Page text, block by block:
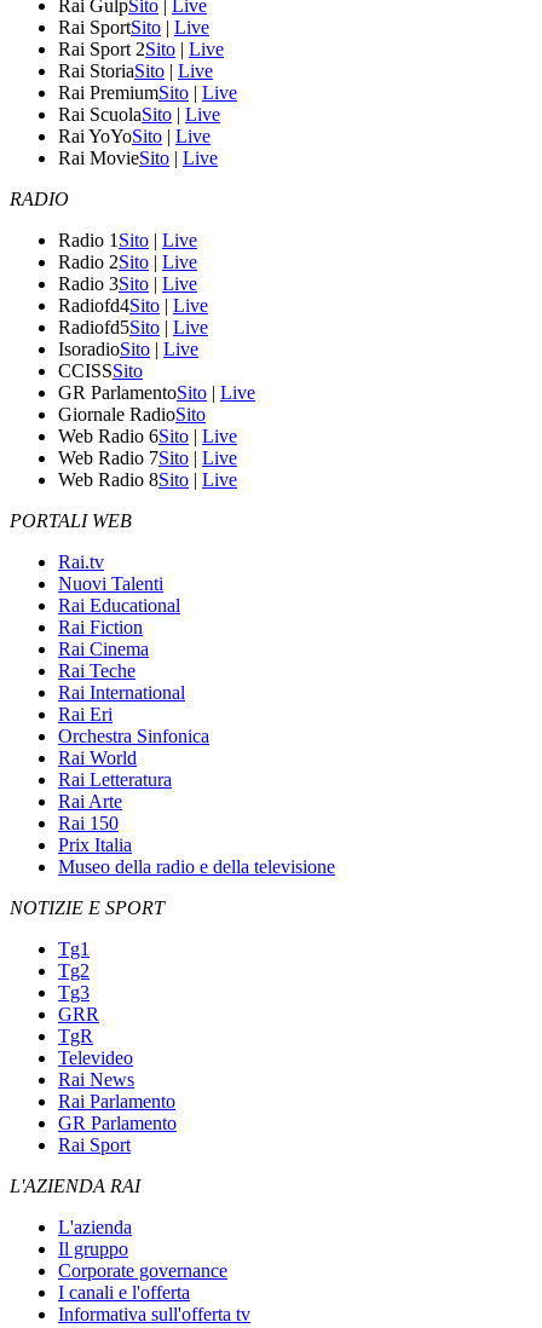
Rai GulpSito | Live
Rai SportSito | Live
Rai Sport 2Sito | Live
Rai StoriaSito | Live
Rai PremiumSito | Live
Rai ScuolaSito | Live
Rai YoYoSito | Live
Rai MovieSito | Live
RADIO
Radio 1 Sito | Live
Radio 2Sito | Live
Radio 3Sito | Live
Radiofd4Sito | Live
Radiofd5Sito | Live
IsoradioSito | Live
CCISSSito
GR ParlamentoSito | Live
Giornale RadioSito
Web Radio 6Sito | Live
Web Radio 7Sito | Live
Web Radio 8Sito | Live
PORTALI WEB
Rai.tv
Nuovi Talenti
Rai Educational
Rai Fiction
Rai Cinema
Rai Teche
Rai International
Rai Eri
Orchestra Sinfonica
Rai World
Rai Letteratura
Rai Arte
Rai 150
Prix Italia
Museo della radio e della televisione
NOTIZIE E SPORT
Tg1
Tg2
Tg3
GRR
TgR
Televideo
Rai News
Rai Parlamento
GR Parlamento
Rai Sport
L'AZIENDA RAI
L'azienda
Il gruppo
Corporate governance
I canali e l'offerta
Informativa sull'offerta tv